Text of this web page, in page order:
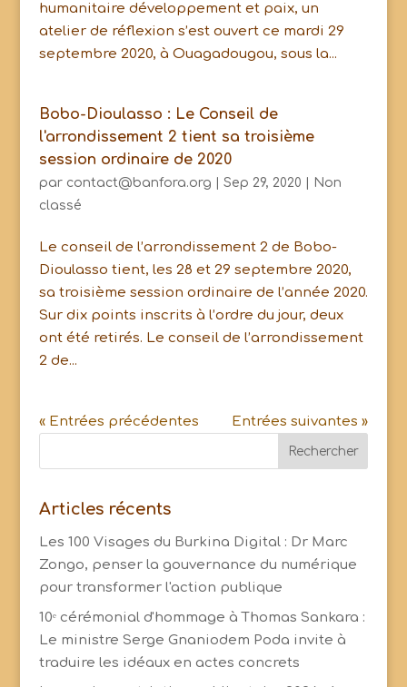
humanitaire développement et paix, un
atelier de réflexion s’est ouvert ce mardi 29
septembre 2020, à Ouagadougou, sous la...
Bobo-Dioulasso : Le Conseil de
l'arrondissement 2 tient sa troisième
session ordinaire de 2020
par contact@banfora.org Sep 29, 2020
Non
classé
Le conseil de l’arrondissement 2 de Bobo-
Dioulasso tient, les 28 et 29 septembre 2020,
sa troisième session ordinaire de l’année 2020.
Sur dix points inscrits à l’ordre du jour, deux
ont été retirés. Le conseil de l’arrondissement
2 de...
« Entrées précédentes Entrées suivantes »
Articles récents
Les 100 Visages du Burkina Digital : Dr Marc
Zongo, penser la gouvernance du numérique
pour transformer l'action publique
10ᵉ cérémonial d'hommage à Thomas Sankara :
Le ministre Serge Gnaniodem Poda invite à
traduire les idéaux en actes concrets